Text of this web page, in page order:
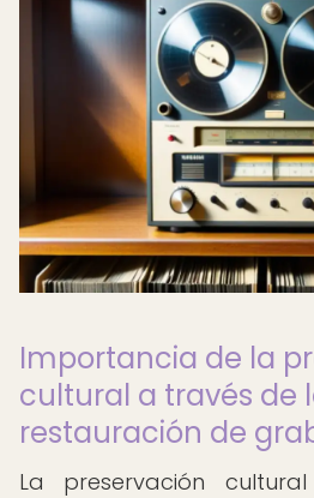
Importancia de la
cultural a través de
restauración de
La preservación